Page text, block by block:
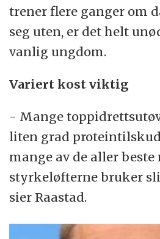
trener flere ganger om
seg uten, er det helt
vanlig ungdom.
Variert kost viktig
- Mange
liten grad
mange av de aller beste
styrkeløfterne bruker
sier Raastad.